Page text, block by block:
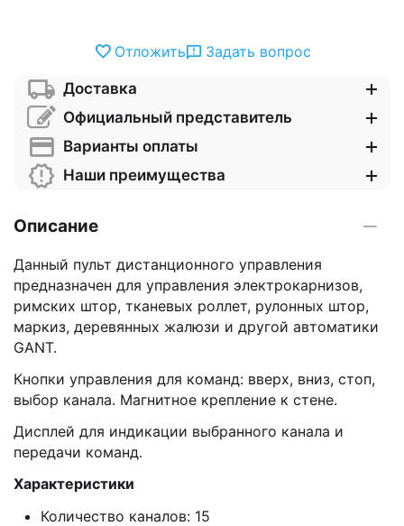
Отложить Задать вопрос
Доставка
Официальный представитель
Варианты оплаты
Наши преимущества
Описание
Данный пульт дистанционного управления
предназначен для управления электрокарнизов,
римских штор, тканевых роллет, рулонных штор,
маркиз, деревянных жалюзи и другой автоматики
GANT.
Кнопки управления для команд: вверх, вниз, стоп,
выбор канала. Магнитное крепление к стене.
Дисплей для индикации выбранного канала и
передачи команд.
Xарактеристики
Количество каналов: 15